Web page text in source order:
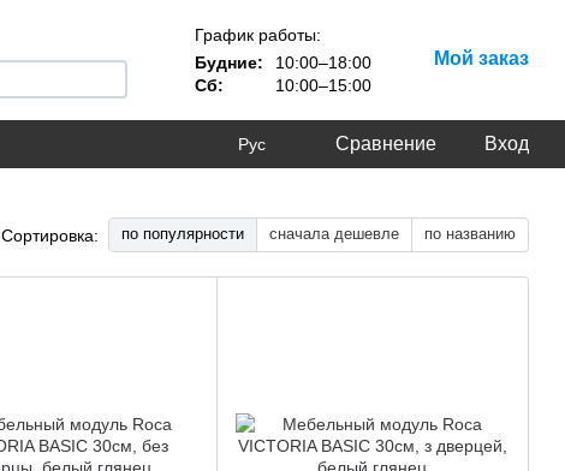
График работы:
Будние:
10:00–18:00
Сб:
10:00–15:00
Мой заказ
Рус Сравнение Вход
Сортировка: по популярности сначала дешевле по названию